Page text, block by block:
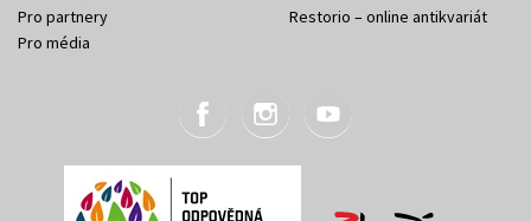
Pro partnery
Pro média
Restorio – online antikvariát